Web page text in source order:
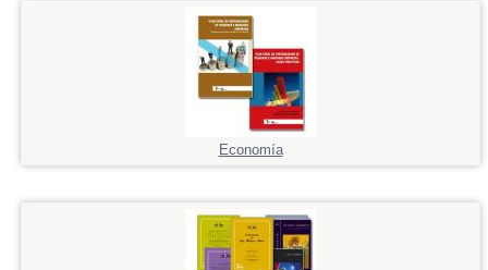
Economía